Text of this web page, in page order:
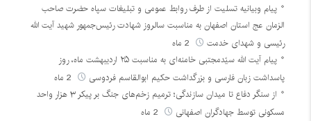
پیام وبیانیه تسلیت از طرف روابط عمومی و تبلیغات سپاه حضرت صاحب
الزمان عج استان اصفهان به مناسبت سالروز شهادت رئیس‌جمهور شهید آیت الله
رئیسی و شهدای خدمت
پیام آیت الله سیّدمجتبی خامنه‌ای به مناسبت ۲۵ اردیبهشت ماه، روز
پاسداشت زبان فارسی و بزرگداشت حکیم ابوالقاسم فردوسی
از سنگر دفاع تا میدان سازندگی؛ ترمیم زخم‌های جنگ بر پیکر ۳ هزار واحد
مسکونی توسط جهادگران اصفهانی